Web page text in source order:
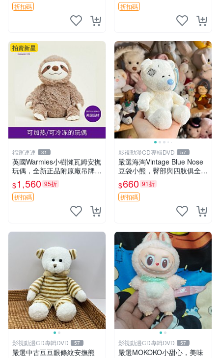
折扣碼
折扣碼
拍賣新星
福運連連 31
英國Warmies小樹懶瓦姆安撫
玩偶，全新正品附原廠吊牌與
防塵袋，內藏薰衣草可加熱，
適合各個年齡層，冷暖兩用享
受抱抱樂趣，不容錯過嚴選好
$1,560 95折
折扣碼
影視動漫CD專輯DVD 57
嚴選海淘Vintage Blue Nose
豆袋小熊，臀部與四肢俱全，
坐高11公分，附原盒與吊牌
收藏。藍鼻子小熊，值得擁有
玩具 憶熊
$660 91折
折扣碼
影視動漫CD專輯DVD 57
嚴選中古豆豆眼條紋安撫熊
影視動漫CD專輯DVD 57
嚴選MOKOKO小甜心，美味